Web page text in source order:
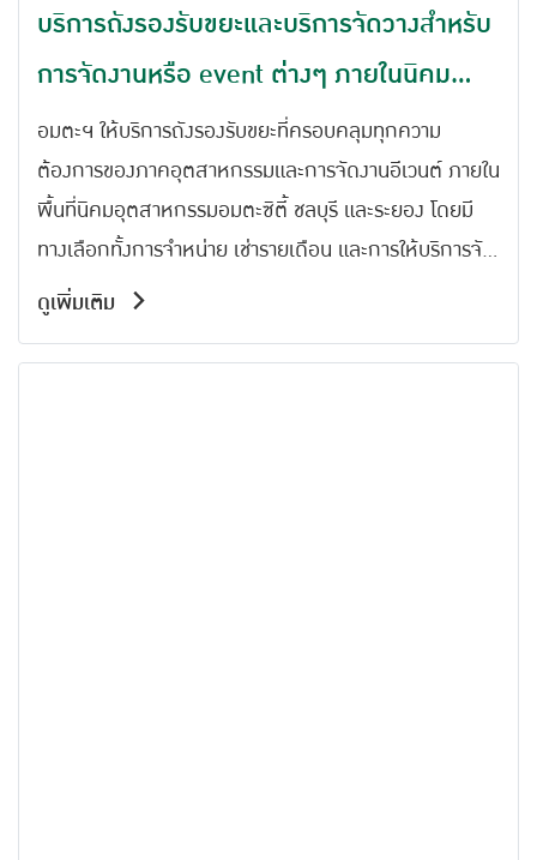
บริการถังรองรับขยะและบริการจัดวางสำหรับ
การจัดงานหรือ event ต่างๆ ภายในนิคม
อมตะซิตี้
อมตะฯ ให้บริการถังรองรับขยะที่ครอบคลุมทุกความ
ต้องการของภาคอุตสาหกรรมและการจัดงานอีเวนต์ ภายใน
พื้นที่นิคมอุตสาหกรรมอมตะซิตี้ ชลบุรี และระยอง โดยมี
ทางเลือกทั้งการจำหน่าย เช่ารายเดือน และการให้บริการจัด
วางชั่วคราวสำหรับงานอีเวนต์ พร้อมบริการเก็บขนและ
มีประสิทธิภาพและเป็นมิตรต่อสิ่งแวดล้อม
ดูเพิ่มเติม